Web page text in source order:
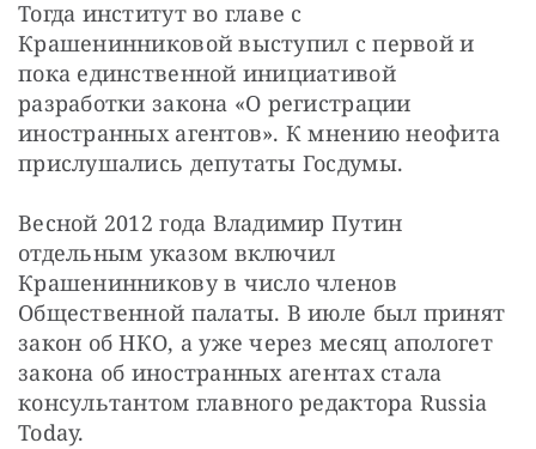
Тогда институт во главе с
Крашенинниковой выступил с первой и
пока единственной инициативой
разработки закона «О регистрации
иностранных агентов». К мнению неофита
прислушались депутаты Госдумы.
Весной 2012 года Владимир Путин
отдельным указом включил
Крашенинникову в число членов
Общественной палаты. В июле был принят
закон об НКО, а уже через месяц апологет
закона об иностранных агентах стала
консультантом главного редактора Russia
Today.